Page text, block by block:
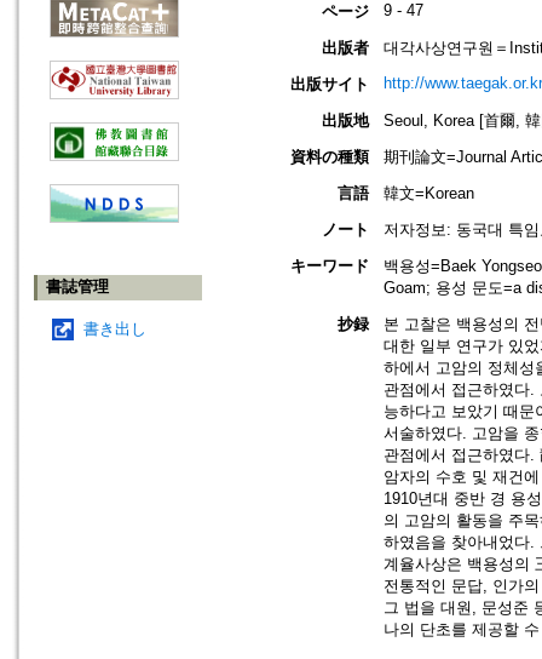
書誌管理
書き出し
ページ 9 - 47
出版者
대각사상연구원＝
出版サイト
http://
出版地
Seoul, Korea [首爾,
資料の種類
期刊論文=Journal
言語
韓文=Korean
ノート
저자정보: 동국대 특
キーワード
백용성=Baek
Goam; 용성 문도=a
抄録
본 고찰은 백용성의
대한 일부 연구가 있
하에서 고암의 정체성
관점에서 접근하였다
능하다고 보았기 때
서술하였다. 고암을
관점에서 접근하였다
암자의 수호 및 재건
1910년대 중반 경 용
의 고암의 활동을 주
하였음을 찾아내었다.
계율사상은 백용성의
전통적인 문답, 인가
그 법을 대원, 문성준
나의 단초를 제공할